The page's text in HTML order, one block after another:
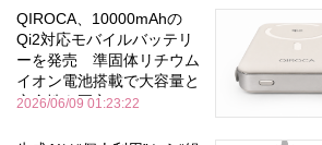
QIROCA、10000mAhの
Qi2対応モバイルバッテリ
ーを発売 準固体リチウム
イオン電池搭載で大容量と
安全性を両立
2026/06/09 01:23:22